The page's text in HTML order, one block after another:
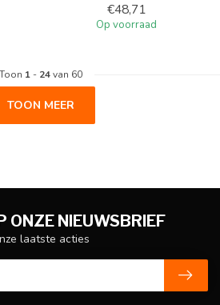
€48,71
Op voorraad
Toon 1 - 24van 60
TOON MEER
ONZE NIEUWSBRIEF
laatste acties